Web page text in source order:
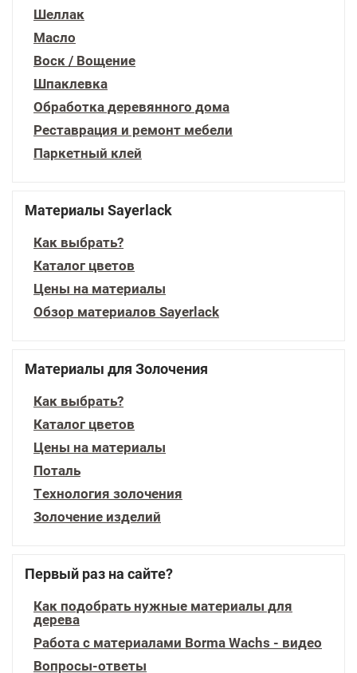
Шеллак
Масло
Воск / Вощение
Шпаклевка
Обработка деревянного дома
Реставрация и ремонт мебели
Паркетный клей
Материалы Sayerlack
Как выбрать?
Каталог цветов
Цены на материалы
Обзор материалов Sayerlack
Материалы для Золочения
Как выбрать?
Каталог цветов
Цены на материалы
Поталь
Технология золочения
Золочение изделий
Первый раз на сайте?
Как подобрать нужные материалы для
дерева
Работа с материалами Borma Wachs - видео
Вопросы-ответы